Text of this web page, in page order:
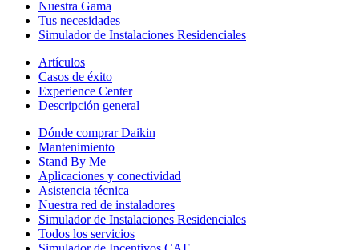
Nuestra Gama
Tus necesidades
Simulador de Instalaciones Residenciales
Artículos
Casos de éxito
Experience Center
Descripción general
Dónde comprar Daikin
Mantenimiento
Stand By Me
Aplicaciones y conectividad
Asistencia técnica
Nuestra red de instaladores
Simulador de Instalaciones Residenciales
Todos los servicios